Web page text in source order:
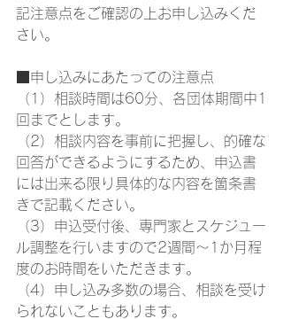
記注意点をご確認の上お申し込みくだ
さい。
■申し込みにあたっての注意点
（1）相談時間は60分、各団体期間中1
回までとします。
（2）相談内容を事前に把握し、的確な
回答ができるようにするため、申込書
には出来る限り具体的な内容を箇条書
きで記載ください。
（3）申込受付後、専門家とスケジュー
ル調整を行いますので2週間～1か月程
度のお時間をいただきます。
（4）申し込み多数の場合、相談を受け
られないこともあります。